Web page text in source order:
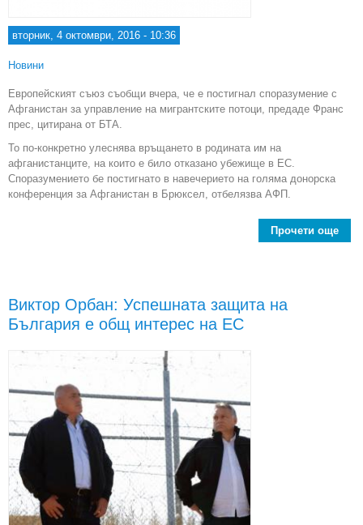
вторник, 4 октомври, 2016 - 10:36
Новини
Европейският съюз съобщи вчера, че е постигнал споразумение с
Афганистан за управление на мигрантските потоци, предаде Франс
прес, цитирана от БТА.
То по-конкретно улеснява връщането в родината им на
афганистанците, на които е било отказано убежище в ЕС.
Споразумението бе постигнато в навечерието на голяма донорска
конференция за Афганистан в Брюксел, отбелязва АФП.
Прочети още
Виктор Орбан: Успешната защита на
България е общ интерес на ЕС